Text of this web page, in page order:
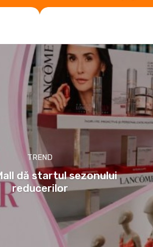
TREND
dă startul sezonului
reducerilor